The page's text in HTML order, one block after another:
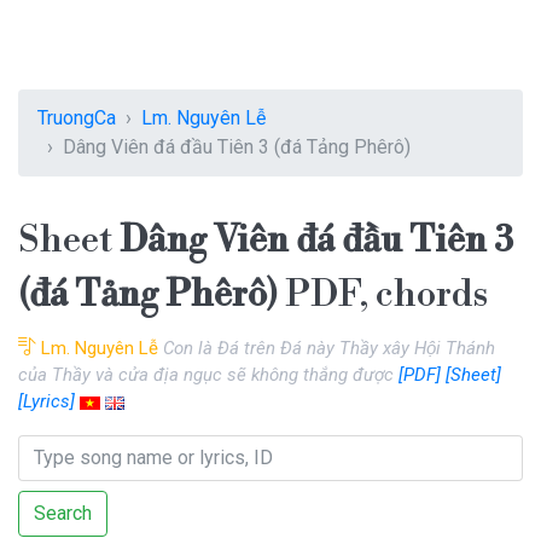
TruongCa
Lm. Nguyên Lễ
Dâng Viên đá đầu Tiên 3 (đá Tảng Phêrô)
SheetDâng Viên đá đầu Tiên 3
(đá Tảng Phêrô)PDF, chords
Lm. Nguyên Lễ Con là Đá trên Đá này Thầy xây Hội Thánh
của Thầy và cửa địa ngục sẽ không thắng được [PDF] [Sheet]
[Lyrics]
Search